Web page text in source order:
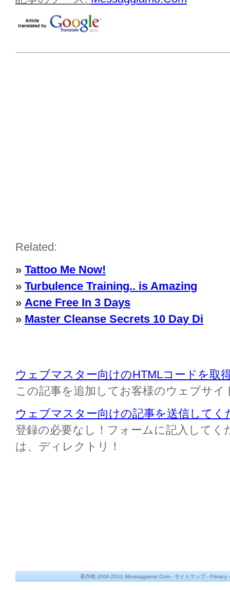
Related:
» Tattoo Me Now!
» Turbulence Training.. is Amazing
» Acne Free In 3 Days
» Master Cleanse Secrets 10 Day Di
ウェブマスター向けのHTMLコードを取
この記事を追加してお客様のウェブサイ
ウェブマスター向けの記事を送信してく
登録の必要なし！フォームに記入してく
は、ディレクトリ！
著作権 2006-2011 Messaggiamo.Com - サイトマップ- Privacy